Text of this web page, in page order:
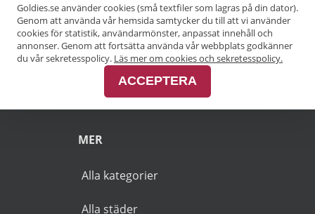
Pensionärsrabatt Göteborg
Pensionärsrabatt Malmö
Pensionärsrabatt Skåne
MER
Alla kategorier
Alla städer
Goldies.se använder cookies (små textfiler som lagras på din dator).
Genom att använda vår hemsida samtycker du till att vi använder
cookies för statistik, användarmönster, anpassat innehåll och
annonser. Genom att fortsätta använda vår webbplats godkänner
du vår sekretesspolicy. Läs mer om cookies och sekretesspolicy.
ACCEPTERA